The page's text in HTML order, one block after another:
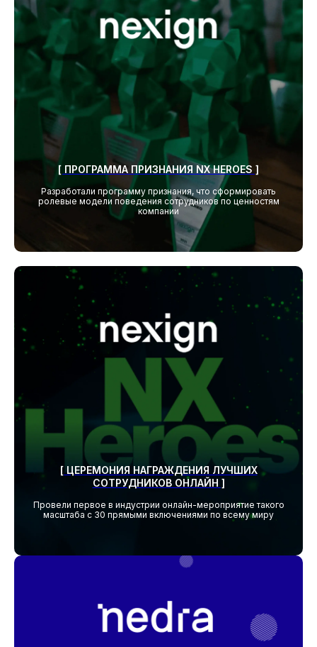
[ ПРОГРАММА ПРИЗНАНИЯ NX HEROES ]
Разработали программу признания, что сформировать
ролевые модели поведения сотрудников по ценностям
компании
[ ЦЕРЕМОНИЯ НАГРАЖДЕНИЯ ЛУЧШИХ
СОТРУДНИКОВ ОНЛАЙН ]
Провели первое в индустрии онлайн-мероприятие такого
масштаба с 30 прямыми включениями по всему миру